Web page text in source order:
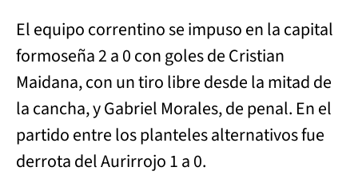
El equipo correntino se impuso en la capital
formoseña 2 a 0 con goles de Cristian
Maidana, con un tiro libre desde la mitad de
la cancha, y Gabriel Morales, de penal. En el
partido entre los planteles alternativos fue
derrota del Aurirrojo 1 a 0.